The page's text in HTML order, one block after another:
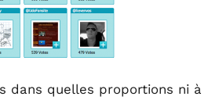
dans quelles proportions ni à